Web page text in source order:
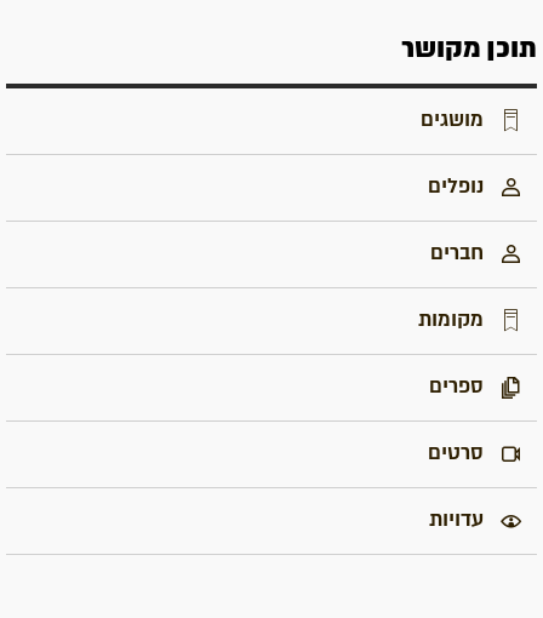
תוכן מקושר
מושגים
נופלים
חברים
מקומות
ספרים
סרטים
עדויות